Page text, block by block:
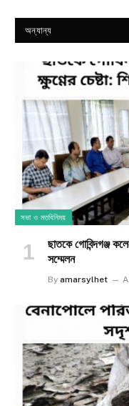
অন্যান্য
সভা ও মতবিনিময়
ছাতকে গোবিন্দগঞ্জ
সম্মেলন
By amarsylhet